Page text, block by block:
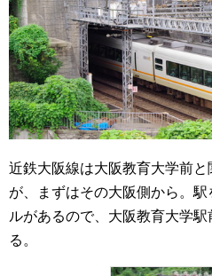
近鉄大阪線は大阪教育大学前
が、まずはその大阪側から。
ルがあるので、大阪教育大学
る。